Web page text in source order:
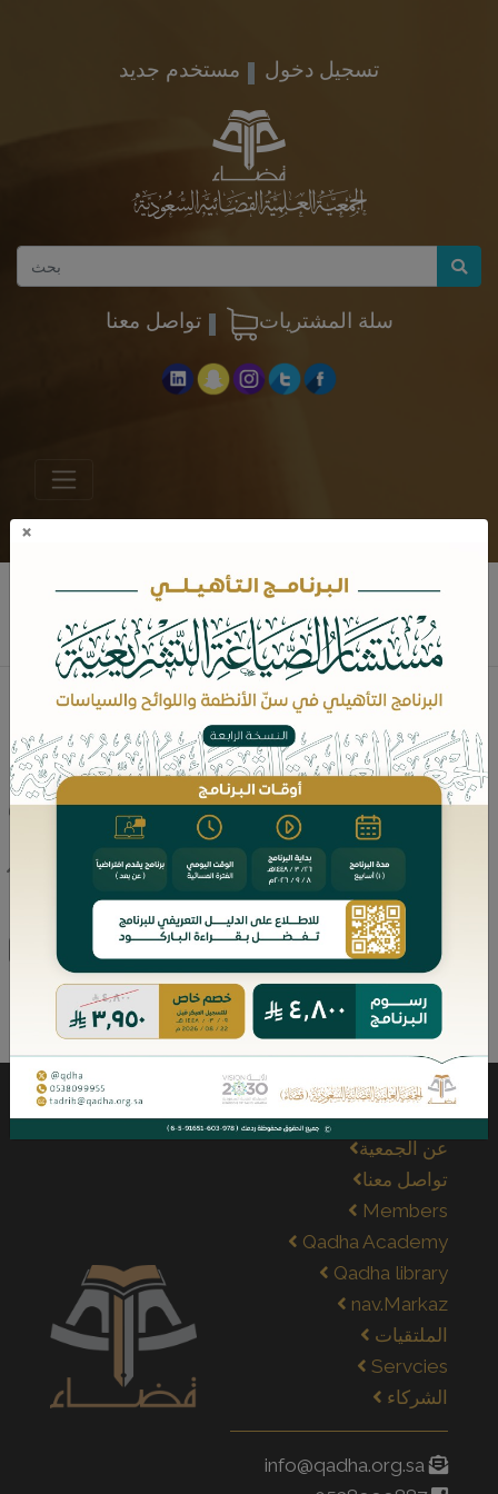
مستخدم جديد تسجيل دخول
تواصل معنا سلة المشتريات
د. أروى بنت عبدالرحمن الجلعود
نبذه عن المؤلف
مؤلفات الكاتب
عن الجمعية
تواصل معنا
Members
Qadha Academy
Qadha library
nav.Markaz
الملتقيات
Servcies
الشركاء
info@qadha.org.sa
×